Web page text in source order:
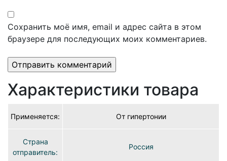
Сохранить моё имя, email и адрес сайта в этом
браузере для последующих моих комментариев.
Характеристики товара
Применяется: От гипертонии
Страна
отправитель:
Россия